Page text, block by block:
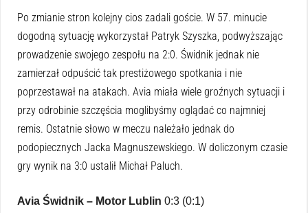
Po zmianie stron kolejny cios zadali goście. W 57. minucie
dogodną sytuację wykorzystał Patryk Szyszka, podwyższając
prowadzenie swojego zespołu na 2:0. Świdnik jednak nie
zamierzał odpuścić tak prestiżowego spotkania i nie
poprzestawał na atakach. Avia miała wiele groźnych sytuacji i
przy odrobinie szczęścia moglibyśmy oglądać co najmniej
remis. Ostatnie słowo w meczu należało jednak do
podopiecznych Jacka Magnuszewskiego. W doliczonym czasie
gry wynik na 3:0 ustalił Michał Paluch.
Avia Świdnik – Motor Lublin 0:3 (0:1)